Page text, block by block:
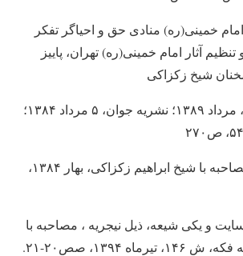
خمینی(ره) منادی حق و احیاگر تفکر
آثار امام خمینی(ره) تهران، پاییز
خبرگزاری مهر، مرداد ۱۳۸۹؛ نشریه جوان، ۵ مرداد ۱۳۸۴؛
مجله حضور، مصاحبه با شیخ ابراهیم زکزاکی، بهار ۱۳۸۴،
ص ۲۵؛ سایت و یکی شیعه، ذیل نیجریه ، مصاحبه با
۱۳۹۴، صص۲۰-۲۱.